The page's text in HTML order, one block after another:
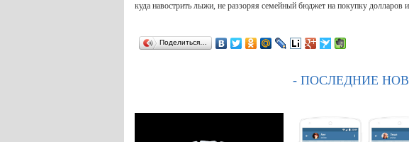
куда навострить лыжи, не раззоряя семейный бюджет на покупку долларов
Поделиться…
- ПОСЛЕДНИЕ